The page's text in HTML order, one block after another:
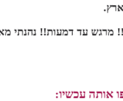
מרגש עד דמעות!! נהנתי
אותה עכשיו: